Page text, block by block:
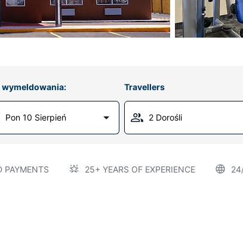
wymeldowania:
Pon 10 Sierpień
Travellers
2 Dorośli
PAYMENTS 25+ YEARS OF EXPERIENCE